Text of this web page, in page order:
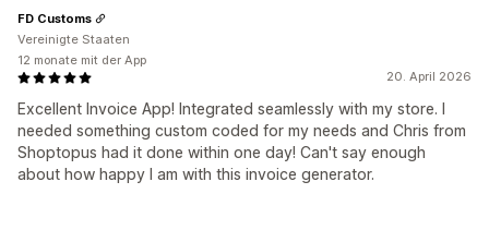
20. April 2026
Excellent Invoice App! Integrated seamlessly with my store. I
needed something custom coded for my needs and Chris from
Shoptopus had it done within one day! Can't say enough
about how happy I am with this invoice generator.
FD Customs
Vereinigte Staaten
12 monate mit der App